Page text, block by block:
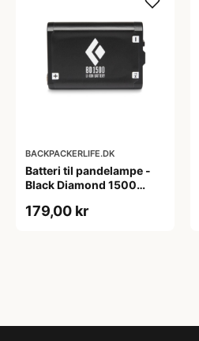
BACKPACKERLIFE.DK
Batteri til pandelampe -
Black Diamond 1500
179,00 kr